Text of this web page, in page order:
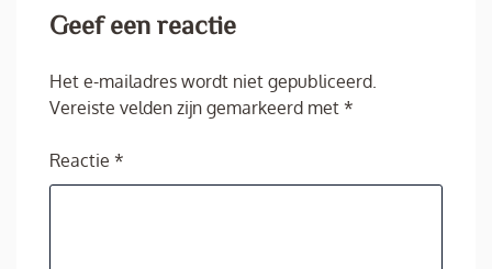
Geef een reactie
Het e-mailadres wordt niet gepubliceerd.
Vereiste velden zijn gemarkeerd met *
Reactie *